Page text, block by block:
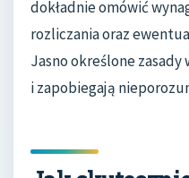
dokładnie omówić
rozliczania oraz
Jasno określone
i zapobiegają